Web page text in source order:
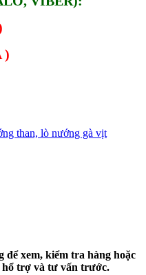
)
than, lò nướng gà vịt
xem, kiểm tra hàng hoặc
hổ trợ và tư vấn trước.